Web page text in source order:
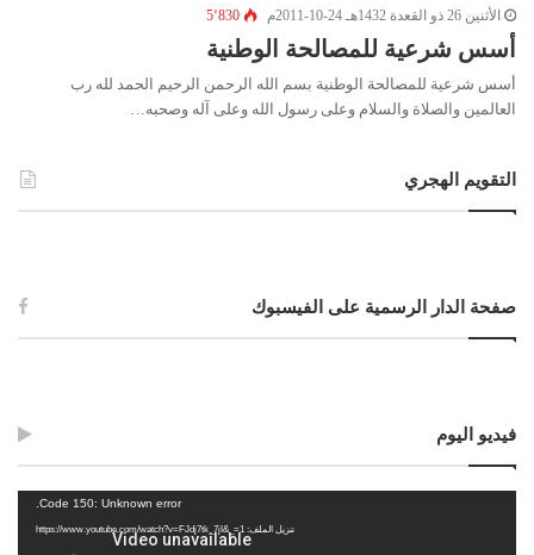
الأثنين 26 ذو القعدة 1432هـ 24-10-2011م 5٬830
أسس شرعية للمصالحة الوطنية
أسس شرعية للمصالحة الوطنية بسم الله الرحمن الرحيم الحمد لله رب
العالمين والصلاة والسلام وعلى رسول الله وعلى آله وصحبه…
التقويم الهجري
صفحة الدار الرسمية على الفيسبوك
فيديو اليوم
Code 150: Unknown error.
تنزيل الملف: https://www.youtube.com/watch?v=FJdj7tk_7jI&_=1